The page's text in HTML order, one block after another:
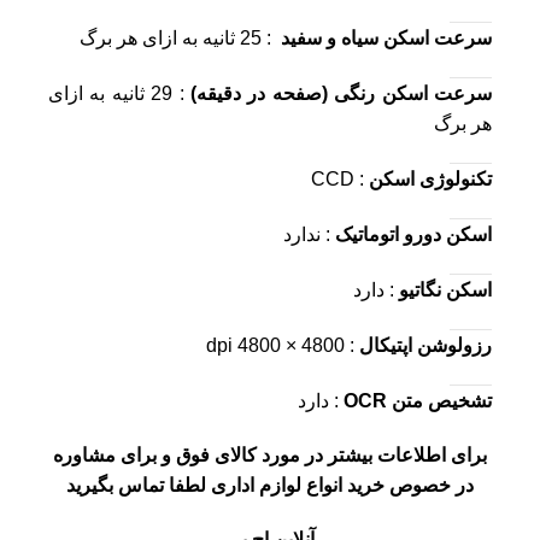
سرعت اسکن سیاه و سفید : 25 ثانیه به ازای هر برگ
سرعت اسکن رنگی (صفحه در دقیقه)
: 29 ثانیه به ازای
هر برگ
تکنولوژی اسکن : CCD
اسکن دورو اتوماتیک : ندارد
اسکن نگاتیو : دارد
رزولوشن اپتیکال : 4800 × 4800 dpi
تشخیص متن OCR : دارد
برای اطلاعات بیشتر در مورد کالای فوق و برای مشاوره
در خصوص خرید انواع لوازم اداری لطفا تماس بگیرید